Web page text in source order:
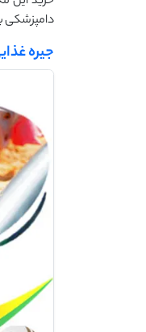
دامپزشکی
جیره